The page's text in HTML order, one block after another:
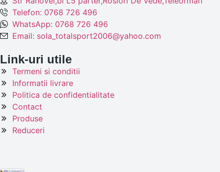
Telefon: 0768 726 496
WhatsApp: 0768 726 496
Email: sola_totalsport2006@yahoo.com
Link-uri utile
Termeni si conditii
Informatii livrare
Politica de confidentialitate
Contact
Produse
Reduceri